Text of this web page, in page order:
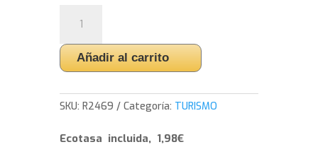
BluEarth
ES
-
-
215/60/16
V
Añadir al carrito
SKU:R2469 Categoría: TURISMO
Ecotasa incluida, 1,98€